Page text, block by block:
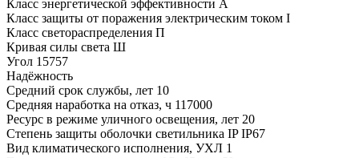
Класс энергетической эффективности A
Класс защиты от поражения электрическим током I
Класс светораспределения П
Кривая силы света Ш
Угол 15757
Надёжность
Средний срок службы, лет 10
Средняя наработка на отказ, ч 117000
Ресурс в режиме уличного освещения, лет 20
Степень защиты оболочки светильника IP IP67
Вид климатического исполнения, УХЛ 1